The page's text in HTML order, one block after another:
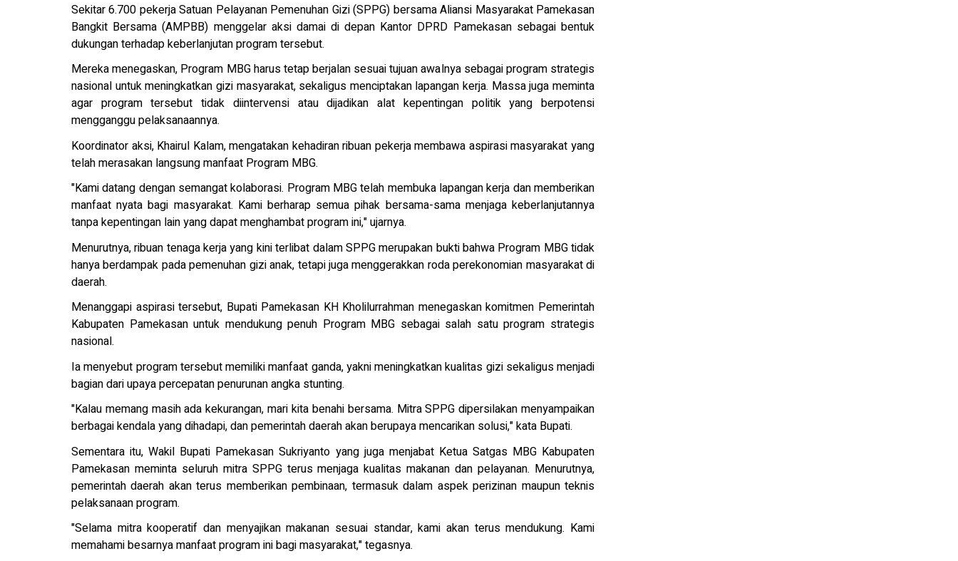
Sekitar 6.700 pekerja Satuan Pelayanan Pemenuhan Gizi (SPPG) bersama Aliansi Masyarakat Pamekasan
Bangkit Bersama (AMPBB) menggelar aksi damai di depan Kantor DPRD Pamekasan sebagai bentuk
dukungan terhadap keberlanjutan program tersebut.
Mereka menegaskan, Program MBG harus tetap berjalan sesuai tujuan awalnya sebagai program strategis
nasional untuk meningkatkan gizi masyarakat, sekaligus menciptakan lapangan kerja. Massa juga meminta
agar program tersebut tidak diintervensi atau dijadikan alat kepentingan politik yang berpotensi
mengganggu pelaksanaannya.
Koordinator aksi, Khairul Kalam, mengatakan kehadiran ribuan pekerja membawa aspirasi masyarakat yang
telah merasakan langsung manfaat Program MBG.
"Kami datang dengan semangat kolaborasi. Program MBG telah membuka lapangan kerja dan memberikan
manfaat nyata bagi masyarakat. Kami berharap semua pihak bersama-sama menjaga keberlanjutannya
tanpa kepentingan lain yang dapat menghambat program ini," ujarnya.
Menurutnya, ribuan tenaga kerja yang kini terlibat dalam SPPG merupakan bukti bahwa Program MBG tidak
hanya berdampak pada pemenuhan gizi anak, tetapi juga menggerakkan roda perekonomian masyarakat di
daerah.
Menanggapi aspirasi tersebut, Bupati Pamekasan KH Kholilurrahman menegaskan komitmen Pemerintah
Kabupaten Pamekasan untuk mendukung penuh Program MBG sebagai salah satu program strategis
nasional.
Ia menyebut program tersebut memiliki manfaat ganda, yakni meningkatkan kualitas gizi sekaligus menjadi
bagian dari upaya percepatan penurunan angka stunting.
"Kalau memang masih ada kekurangan, mari kita benahi bersama. Mitra SPPG dipersilakan menyampaikan
berbagai kendala yang dihadapi, dan pemerintah daerah akan berupaya mencarikan solusi," kata Bupati.
Sementara itu, Wakil Bupati Pamekasan Sukriyanto yang juga menjabat Ketua Satgas MBG Kabupaten
Pamekasan meminta seluruh mitra SPPG terus menjaga kualitas makanan dan pelayanan. Menurutnya,
pemerintah daerah akan terus memberikan pembinaan, termasuk dalam aspek perizinan maupun teknis
pelaksanaan program.
"Selama mitra kooperatif dan menyajikan makanan sesuai standar, kami akan terus mendukung. Kami
memahami besarnya manfaat program ini bagi masyarakat," tegasnya.